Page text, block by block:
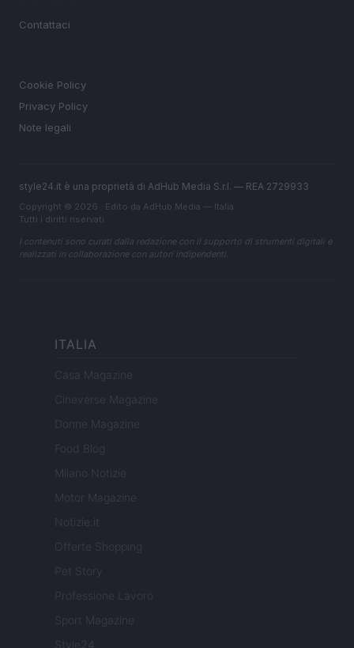
Contattaci
Cookie Policy
Privacy Policy
Note legali
style24.it è una proprietà di AdHub Media S.r.l. — REA 2729933
Copyright © 2026 · Edito da AdHub Media — Italia
Tutti i diritti riservati
I contenuti sono curati dalla redazione con il supporto di strumenti digitali e
realizzati in collaborazione con autori indipendenti.
ITALIA
Casa Magazine
Cineverse Magazine
Donne Magazine
Food Blog
Milano Notizie
Motor Magazine
Notizie.it
Offerte Shopping
Pet Story
Professione Lavoro
Sport Magazine
Style24